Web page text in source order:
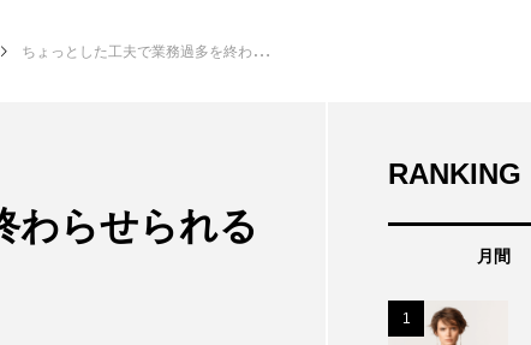
ちょっとした工夫で業務過多を終わらせられる解決策と予防策
わらせられる
RANKING
月間
1